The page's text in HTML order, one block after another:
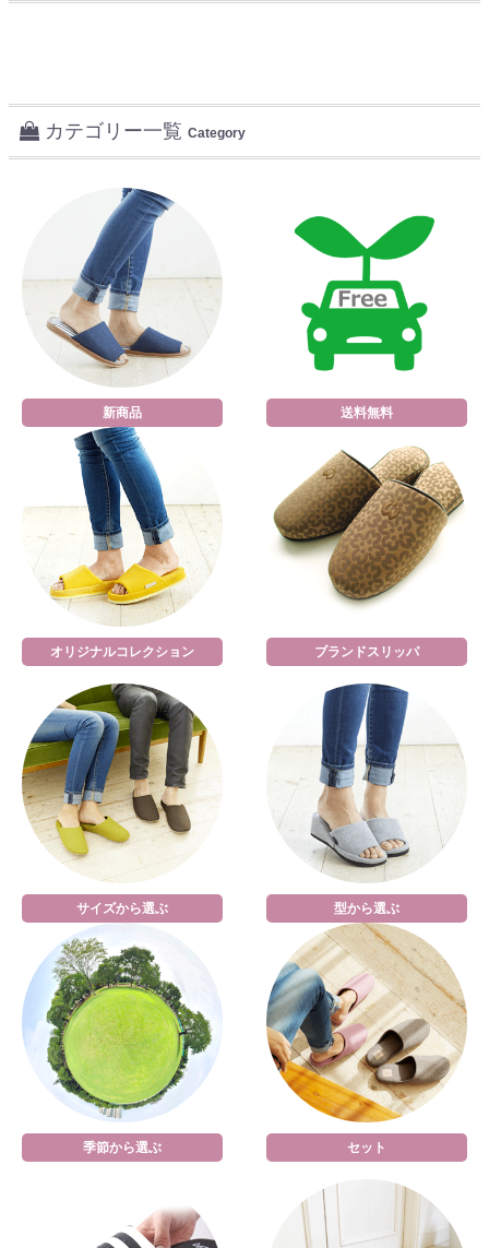
カテゴリー一覧 Category
新商品 送料無料
オリジナルコレクション ブランドスリッパ
サイズから選ぶ 型から選ぶ
季節から選ぶ セット